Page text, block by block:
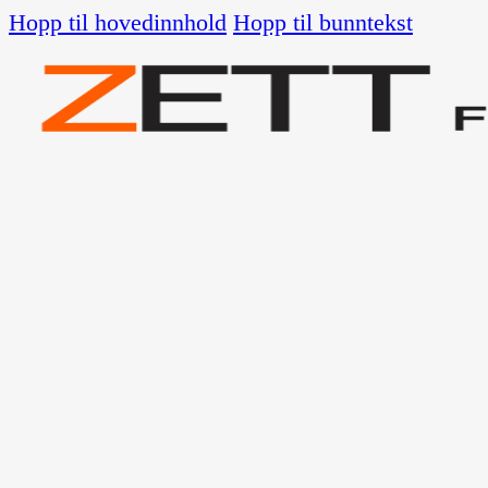
Hopp til hovedinnhold Hopp til bunntekst